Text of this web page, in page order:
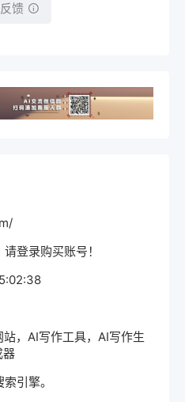
馈
登录购买账号！
，AI写作工具，AI写作生
器
引擎。